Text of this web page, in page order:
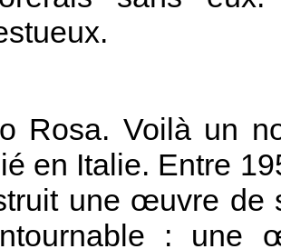
Rosa. Voilà un
en Italie. Entre
une œuvre de
: une